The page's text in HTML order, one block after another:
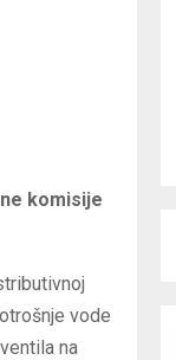
komisije
vode
na